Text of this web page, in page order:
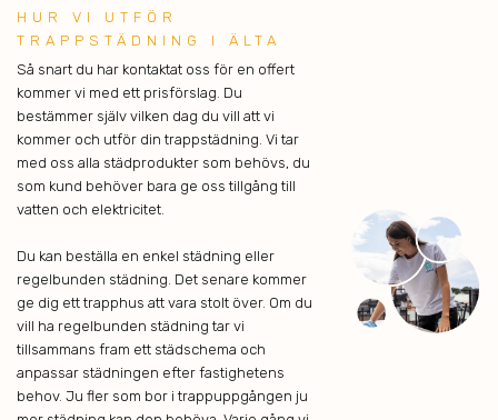
HUR VI UTFÖR
TRAPPSTÄDNING I ÄLTA
Så snart du har kontaktat oss för en offert
kommer vi med ett prisförslag. Du
bestämmer själv vilken dag du vill att vi
kommer och utför din trappstädning. Vi tar
med oss alla städprodukter som behövs, du
som kund behöver bara ge oss tillgång till
vatten och elektricitet.
Du kan beställa en enkel städning eller
regelbunden städning. Det senare kommer
ge dig ett trapphus att vara stolt över. Om du
vill ha regelbunden städning tar vi
tillsammans fram ett städschema och
anpassar städningen efter fastighetens
behov. Ju fler som bor i trappuppgången ju